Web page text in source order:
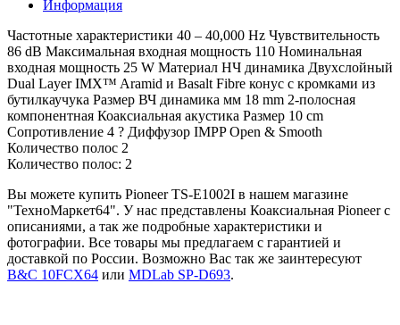
Информация
Частотные характеристики 40 – 40,000 Hz Чувствительность
86 dB Максимальная входная мощность 110 Номинальная
входная мощность 25 W Материал НЧ динамика Двухслойный
Dual Layer IMX™ Aramid и Basalt Fibre конус с кромками из
бутилкаучука Размер ВЧ динамика мм 18 mm 2-полосная
компонентная Коаксиальная акустика Размер 10 cm
Сопротивление 4 ? Диффузор IMPP Open & Smooth
Количество полос 2
Количество полос: 2
Вы можете купить Pioneer TS-E1002I в нашем магазине
"ТехноМаркет64". У нас представлены Коаксиальная Pioneer с
описаниями, а так же подробные характеристики и
фотографии. Все товары мы предлагаем с гарантией и
доставкой по России. Возможно Вас так же заинтересуют
B&C 10FCX64 или MDLab SP-D693.